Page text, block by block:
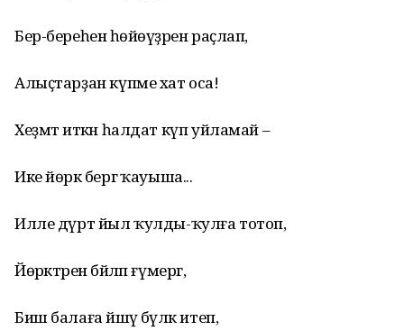
Бер-береһенә һөйөүҙәрен раҫлап,
Алыҫтарҙан күпме хат оса!
Хеҙмәт иткән һалдат күп уйламай –
Ике йөрәк бергә ҡауыша...
Илле дүрт йыл ҡулды-ҡулға тотоп,
Йөрәктәрен бәйләп ғүмергә,
Биш балаға йәшәү бүләк итеп,